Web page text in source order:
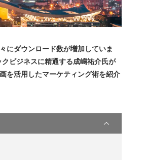
にダウンロード数が増加していま
ビジネスに精通する成嶋祐介氏が
を活用したマーケティング術を紹介